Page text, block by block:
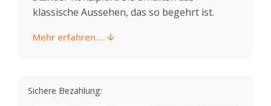
klassische Aussehen, das so begehrt ist.
Mehr erfahren....
Sichere Bezahlung: